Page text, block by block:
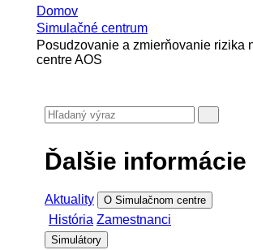
Domov
Simulačné centrum
Posudzovanie a zmierňovanie rizika
centre AOS
Ďalšie informácie
Aktuality O Simulačnom centre
História Zamestnanci
Simulátory